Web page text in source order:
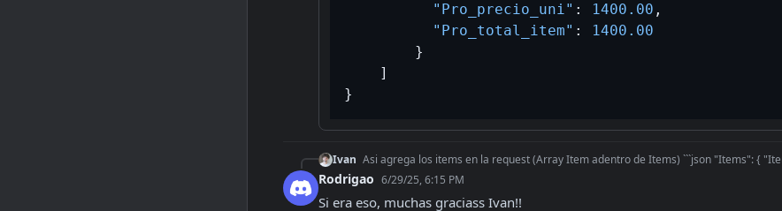
"Pro_precio_uni" : 1400.00 ,
"Pro_total_item" :
1400.00
}
]
}
Ivan Asi agrega los items en la request (Array Item adentro de Items) ```json "Items": {
Rodrigao 6/29/25, 6:15 PM
Si era eso, muchas graciass Ivan!!